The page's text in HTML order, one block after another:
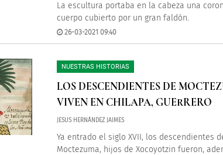
La escultura portaba en la cabeza una
cuerpo cubierto por un gran faldón.
26-03-2021 09:40
NUESTRAS HISTORIAS
LOS DESCENDIENTES DE
VIVEN EN CHILAPA, GUERRERO
JESUS HERNÁNDEZ JAIMES
Ya entrado el siglo XVII, los descendientes
Moctezuma, hijos de Xocoyotzin fueron,